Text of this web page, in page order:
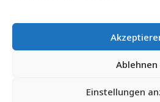
Ablehnen
Einstellungen
© Bundes Roma Verband e.V. —